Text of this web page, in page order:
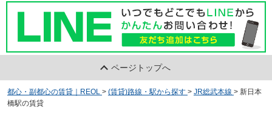
ページトップへ
都心・副都心の賃貸｜REOL > (賃貸)路線・駅から探す > JR総武本線 > 新日本
橋駅の賃貸